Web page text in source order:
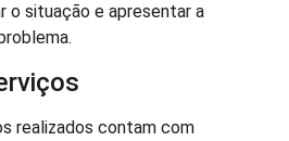
o situação e apresentar a
realizados contam com